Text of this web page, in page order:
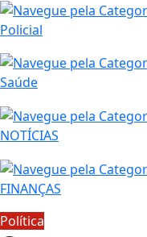
Policial
Saúde
NOTÍCIAS
FINANÇAS
Política